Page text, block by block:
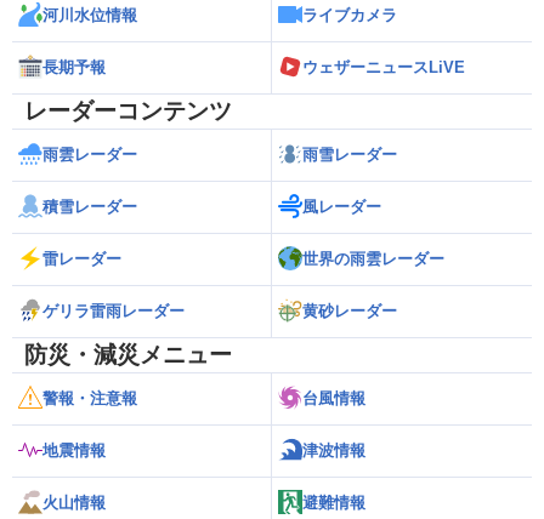
河川水位情報 ライブカメラ
長期予報 ウェザーニュースLiVE
レーダーコンテンツ
雨雲レーダー 雨雪レーダー
積雪レーダー 風レーダー
雷レーダー 世界の雨雲レーダー
ゲリラ雷雨レーダー 黄砂レーダー
防災・減災メニュー
警報・注意報 台風情報
地震情報 津波情報
火山情報 避難情報